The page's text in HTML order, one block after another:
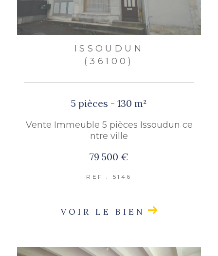
ISSOUDUN
(36100)
5 pièces - 130 m²
Vente Immeuble 5 pièces Issoudun ce
ntre ville
79 500 €
REF : 5146
VOIR LE BIEN